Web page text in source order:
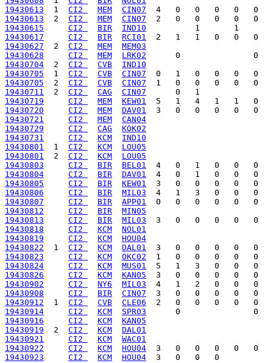
19430613
  1
CI2 MEM
CIN07
19430613
  2
CI2 MEM
CIN07
19430615
CI2 BIR
IND10
19430617
CI2 BIR
RCI01
19430627
  2
CI2 MEM
MEM03
19430628
CI2 MEM
LRK02
19430704
  2
CI2 CVB
IND10
19430705
  1
CI2 CVB
CIN07
19430705
  2
CI2 CVB
CIN07
19430711
  2
CI2 CAG
CIN07
19430719
CI2 MEM
KEW01
19430720
CI2 MEM
DAV01
19430721
CI2 MEM
CAN04
19430729
CI2 CAG
KOK02
19430731
CI2 KCM
IND10
19430801
  1
CI2 KCM
LOU05
19430801
  2
CI2 KCM
LOU05
19430803
CI2 BIR
BEL01
19430804
CI2 BIR
DAV01
19430805
CI2 BIR
KEW01
19430806
CI2 BIR
MIL03
19430807
CI2 BIR
APP01
19430812
CI2 BIR
MIN05
19430813
CI2 BIR
MIL03
19430818
CI2 KCM
NOL01
19430819
CI2 KCM
HOU04
19430822
  1
CI2 KCM
DAL01
19430823
CI2 KCM
OKC02
19430824
CI2 KCM
MUS01
19430826
CI2 KCM
KAN05
19430902
CI2 NY6
MIL03
19430908
CI2 BIR
CIN07
19430912
  1
CI2 CVB
CLE06
19430914
CI2 KCM
SPR03
19430916
CI2 KCM
KAN05
19430919
  2
CI2 KCM
DAL01
19430921
CI2 KCM
WAC01
19430922
CI2 KCM
HOU04
19430923
CI2 KCM HOU04